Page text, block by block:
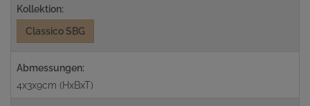
Kollektion:
Classico SBG
Abmessungen:
4x3x9cm (HxBxT)